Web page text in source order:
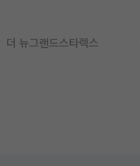
더 뉴그랜드스타렉스